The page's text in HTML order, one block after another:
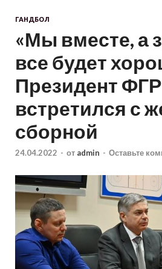
ГАНДБОЛ
«Мы вместе, а
все будет
Президент ФГР
встретился с
сборной
24.04.2022 - от admin - Оставьте